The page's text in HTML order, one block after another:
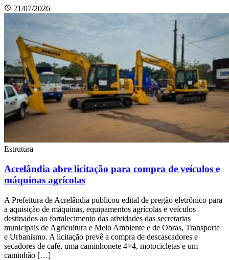
21/07/2026
Estrutura
Acrelândia abre licitação para compra de veículos e
máquinas agrícolas
A Prefeitura de Acrelândia publicou edital de pregão eletrônico para
a aquisição de máquinas, equipamentos agrícolas e veículos
destinados ao fortalecimento das atividades das secretarias
municipais de Agricultura e Meio Ambiente e de Obras, Transporte
e Urbanismo. A licitação prevê a compra de descascadores e
secadores de café, uma caminhonete 4×4, motocicletas e um
caminhão […]